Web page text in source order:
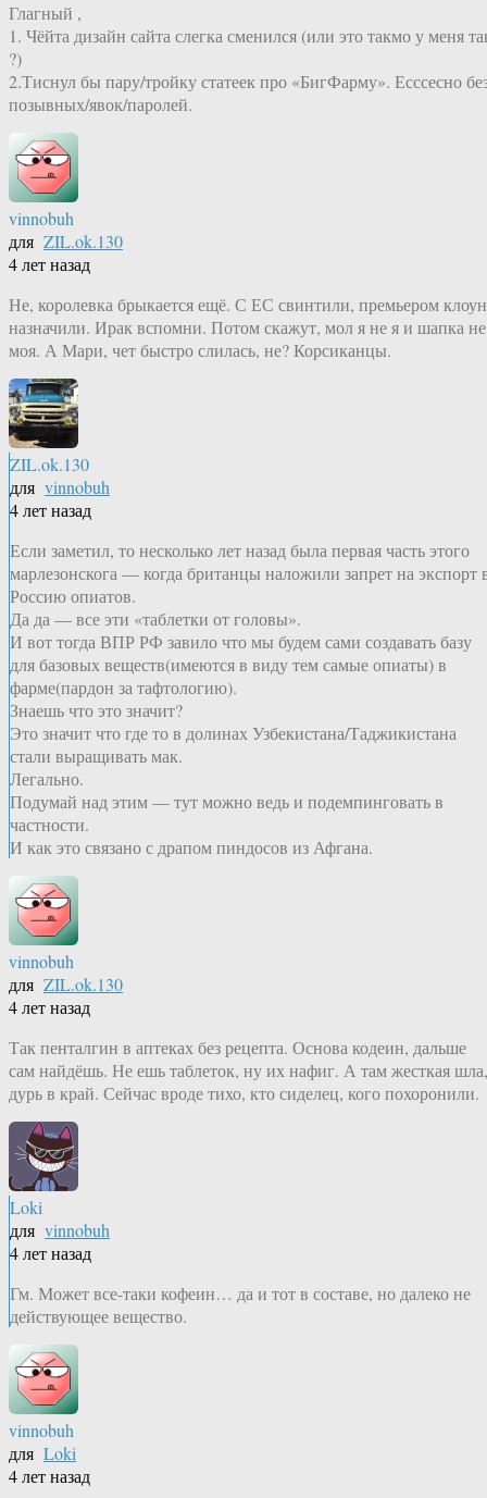
Глагный ,
1. Чёйта дизайн сайта слегка сменился (или это такмо у меня
?)
2.Тиснул бы пару/тройку статеек про «БигФарму». Есссесно
позывных/явок/паролей.
vinnobuh
для ZIL.ok.130
4 лет назад
Не, королевка брыкается ещё. С ЕС свинтили, премьером
назначили. Ирак вспомни. Потом скажут, мол я не я и шапка не
моя. А Мари, чет быстро слилась, не? Корсиканцы.
ZIL.ok.130
для vinnobuh
4 лет назад
Если заметил, то несколько лет назад была первая часть этого
марлезонскога — когда британцы наложили запрет на экспорт
Россию опиатов.
Да да — все эти «таблетки от головы».
И вот тогда ВПР РФ завило что мы будем сами создавать базу
для базовых веществ(имеются в виду тем самые опиаты) в
фарме(пардон за тафтологию).
Знаешь что это значит?
Это значит что где то в долинах Узбекистана/Таджикистана
стали выращивать мак.
Легально.
Подумай над этим — тут можно ведь и подемпинговать в
частности.
И как это связано с драпом пиндосов из Афгана.
vinnobuh
для ZIL.ok.130
4 лет назад
Так пенталгин в аптеках без рецепта. Основа кодеин, дальше
сам найдёшь. Не ешь таблеток, ну их нафиг. А там жесткая шла,
дурь в край. Сейчас вроде тихо, кто сиделец, кого похоронили.
Loki
для vinnobuh
4 лет назад
Гм. Может все-таки кофеин… да и тот в составе, но далеко не
действующее вещество.
vinnobuh
для Loki
4 лет назад